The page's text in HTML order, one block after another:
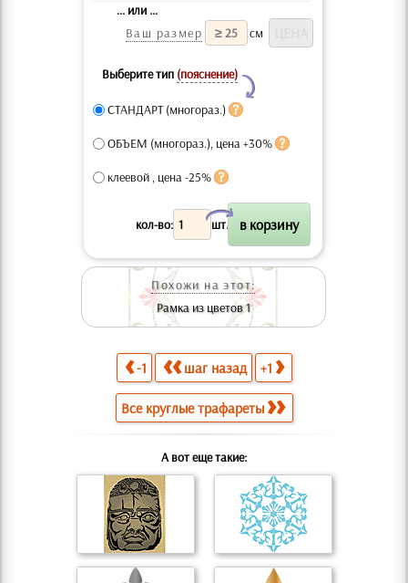
... или ...
Ваш размер
см
Выберите тип (пояснение)
Y
СТАНДАРТ (многораз.)
ОБЪЕМ (многораз.), цена +30%
клеевой , цена -25%
кол-во: шт.
X
Похожи на этот:
Рамка из цветов 1
-1 шаг назад +1
Все круглые трафареты
А вот еще такие: